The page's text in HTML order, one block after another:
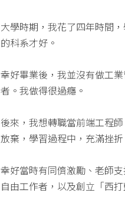
大學時期，我花了四年時間
的科系才好。
幸好畢業後，我並沒有做工
者。我做得很過癮。
後來，我想轉職當前端工程
放棄，學習過程中，充滿挫
幸好當時有同儕激勵、老師
自由工作者，以及創立「西